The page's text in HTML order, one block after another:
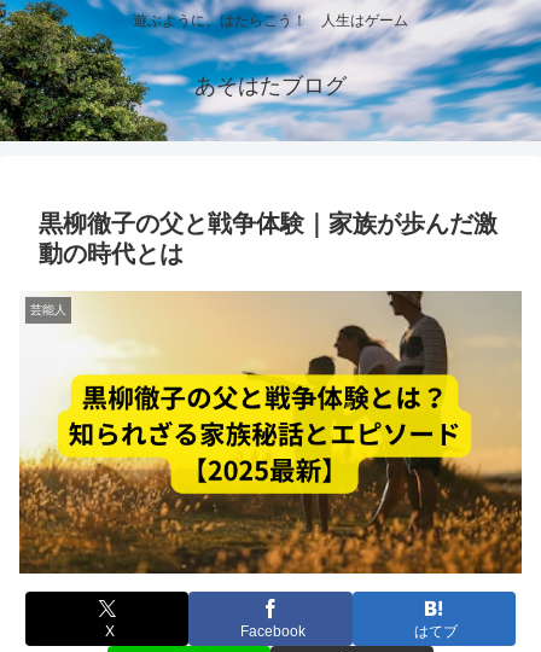
遊ぶように、はたらこう！ 人生はゲーム
あそはたブログ
黒柳徹子の父と戦争体験｜家族が歩んだ激
動の時代とは
芸能人
X Facebook はてブ